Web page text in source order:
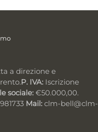
a direzione e
P. IVA: Iscrizione
sociale: €50.000,00.
Mail: clm-bell@clm-